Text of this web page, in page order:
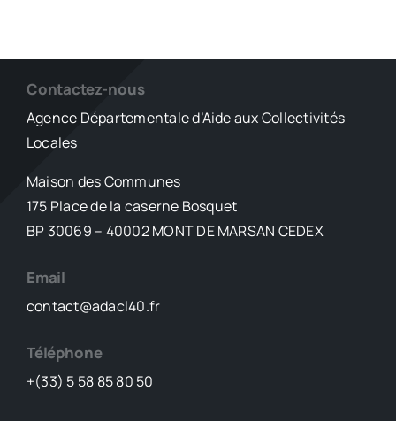
Contactez-nous
Agence Départementale d’Aide aux Collectivités
Locales
Maison des Communes
175 Place de la caserne Bosquet
BP 30069 – 40002 MONT DE MARSAN CEDEX
Email
contact@adacl40.fr
Téléphone
+(33) 5 58 85 80 50